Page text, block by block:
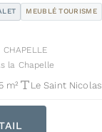
MEUBLÉ TOURISME
la Chapelle
m² Le Saint Nicolas